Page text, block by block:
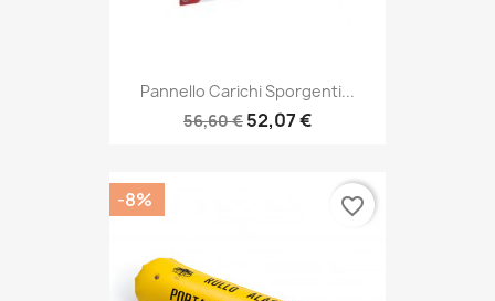
Pannello Carichi Sporgenti...
56,60 € 52,07 €
-8% favorite_border